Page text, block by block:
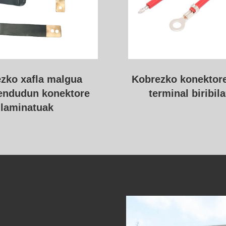
konektore malgua
biribilarekin
Kotxe elektrikoen
paketea Kobrezko